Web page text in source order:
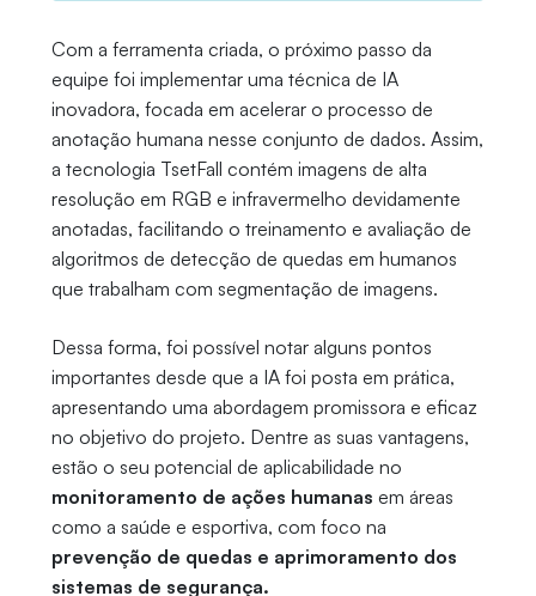
Com a ferramenta criada, o próximo passo da
equipe foi implementar uma técnica de IA
inovadora, focada em acelerar o processo de
anotação humana nesse conjunto de dados. Assim,
a tecnologia TsetFall contém imagens de alta
resolução em RGB e infravermelho devidamente
anotadas, facilitando o treinamento e avaliação de
algoritmos de detecção de quedas em humanos
que trabalham com segmentação de imagens.
Dessa forma, foi possível notar alguns pontos
importantes desde que a IA foi posta em prática,
apresentando uma abordagem promissora e eficaz
no objetivo do projeto. Dentre as suas vantagens,
estão o seu potencial de aplicabilidade no
monitoramento de ações humanas em áreas
como a saúde e esportiva, com foco na
prevenção de quedas e aprimoramento dos
sistemas de segurança.